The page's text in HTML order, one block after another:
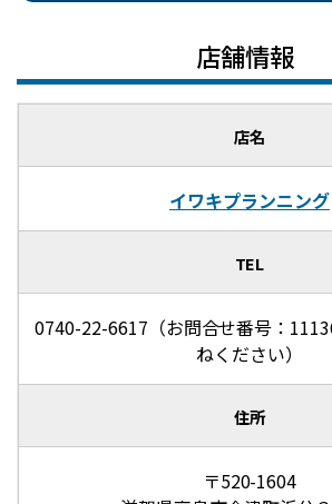
店舗情報
店名
イワキプランニング
TEL
0740-22-6617（お問合せ番号：
ねください）
住所
〒520-1604